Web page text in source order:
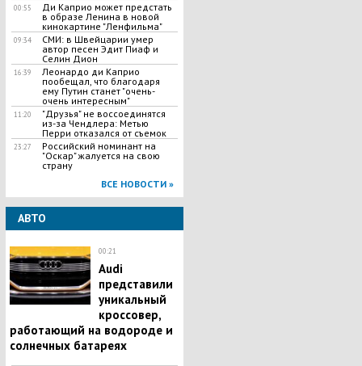
00:55
Ди Каприо может предстать
в образе Ленина в новой
кинокартине "Ленфильма"
09:34
СМИ: в Швейцарии умер
автор песен Эдит Пиаф и
Селин Дион
16:39
Леонардо ди Каприо
пообещал, что благодаря
ему Путин станет "очень-
очень интересным"
11:20
"Друзья" не воссоединятся
из-за Чендлера: Метью
Перри отказался от съемок
23:27
Российский номинант на
"Оскар" жалуется на свою
страну
ВСЕ НОВОСТИ »
АВТО
00:21
Audi
представили
уникальный
кроссовер,
работающий на водороде и
солнечных батареях